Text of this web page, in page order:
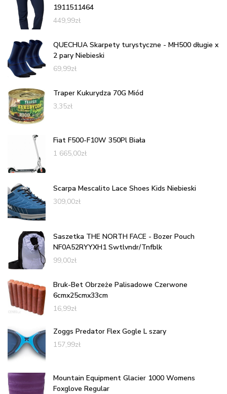
1911511464
449,99zł
QUECHUA Skarpety turystyczne - MH500 długie x
2 pary Niebieski
69,99zł
Traper Kukurydza 70G Miód
3,35zł
Fiat F500-F10W 350Pl Biała
1 665,00zł
Scarpa Mescalito Lace Shoes Kids Niebieski
309,00zł
Saszetka THE NORTH FACE - Bozer Pouch
NF0A52RYYXH1 Swtlvndr/Tnfblk
99,00zł
Bruk-Bet Obrzeże Palisadowe Czerwone
6cmx25cmx33cm
16,99zł
Zoggs Predator Flex Gogle L szary
157,99zł
Mountain Equipment Glacier 1000 Womens
Foxglove Regular